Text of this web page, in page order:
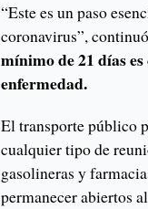
“Este es un paso
coronavirus”,
mínimo de 21 días
enfermedad.
El transporte público
cualquier tipo de
gasolineras y
permanecer abiertos